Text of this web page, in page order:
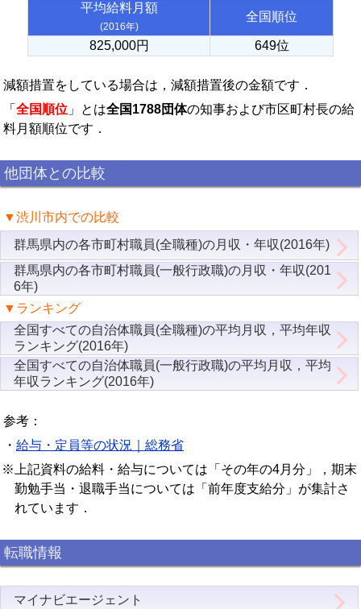
平均給料月額
(2016年)
全国順位
825,000円 649位
減額措置をしている場合は，減額措置後の金額です．
「 全国順位 」とは全国1788団体の知事および市区町村長の給
料月額順位です．
他団体との比較
▼渋川市内での比較
群馬県内の各市町村職員(全職種)の月収・年収(2016年)
群馬県内の各市町村職員(一般行政職)の月収・年収(201
6年)
▼ランキング
全国すべての自治体職員(全職種)の平均月収，平均年収
ランキング(2016年)
全国すべての自治体職員(一般行政職)の平均月収，平均
年収ランキング(2016年)
参考：
・ 給与・定員等の状況｜総務省
※上記資料の給料・給与については「その年の4月分」，期末
勤勉手当・退職手当については「前年度支給分」が集計さ
れています．
転職情報
マイナビエージェント